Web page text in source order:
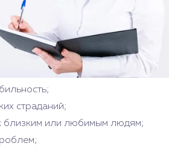
страданий;
близким или любимым людям;